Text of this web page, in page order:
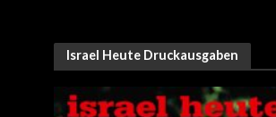
Israel Heute Druckausgaben